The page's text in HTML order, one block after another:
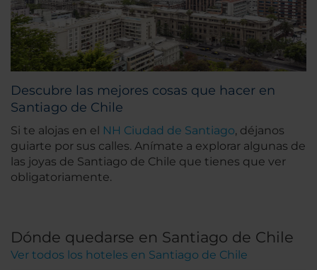
Descubre las mejores cosas que hacer en
Santiago de Chile
Si te alojas en el NH Ciudad de Santiago, déjanos
guiarte por sus calles. Anímate a explorar algunas de
las joyas de Santiago de Chile que tienes que ver
obligatoriamente.
Dónde quedarse en Santiago de Chile
Ver todos los hoteles en Santiago de Chile